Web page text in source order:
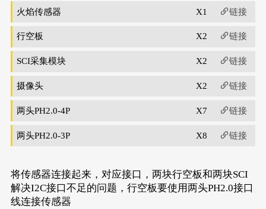
火焰传感器 X1 链接
行空板 X2 链接
SCI采集模块 X2 链接
摄像头 X2 链接
两头PH2.0-4P X7 链接
两头PH2.0-3P X8 链接
将传感器连接起来，对应接口，两块行空板和两块SCI
解决I2C接口不足的问题，行空板要使用两头PH2.0接口
线连接传感器